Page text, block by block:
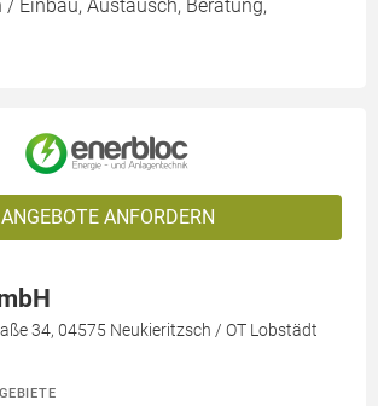
Einbau, Austausch, Beratung,
ANGEBOTE ANFORDERN
34, 04575 Neukieritzsch / OT Lobstädt